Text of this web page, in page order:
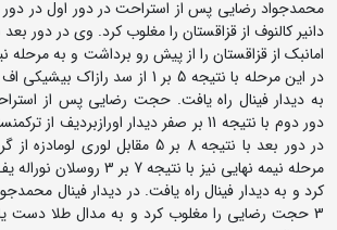
امانبک از قزاقستان را از پیش رو برداشت و به مرحله
در این مرحله با نتیجه 5 بر 1 از سد
به دیدار فینال راه یافت. حجت رضایی پس از
دور دوم با نتیجه 11 بر صفر دیدار
در دور بعد با نتیجه 8 بر 5 مقابل
مرحله نیمه نهایی نیز با نتیجه
3 حجت رضایی را مغلوب کرد و به مدال طلا